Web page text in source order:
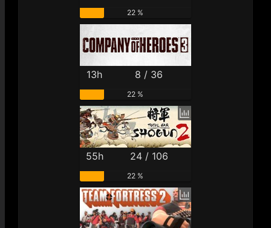
22 %
13h 8 / 36
22 %
55h 24 / 106
22 %